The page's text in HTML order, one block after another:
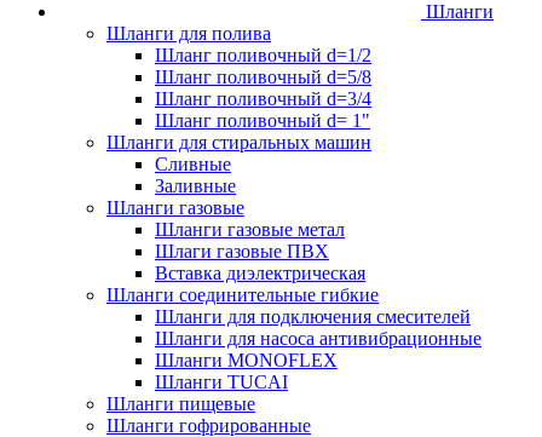
Шланги
Шланги для полива
Шланг поливочный d=1/2
Шланг поливочный d=5/8
Шланг поливочный d=3/4
Шланг поливочный d= 1"
Шланги для стиральных машин
Сливные
Заливные
Шланги газовые
Шланги газовые метал
Шлаги газовые ПВХ
Вставка диэлектрическая
Шланги соединительные гибкие
Шланги для подключения смесителей
Шланги для насоса антивибрационные
Шланги MONOFLEX
Шланги TUCAI
Шланги пищевые
Шланги гофрированные